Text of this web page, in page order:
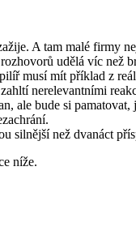
A tam malé firmy
udělá víc než
musí mít příklad z
nerelevantními
ale bude si
silnější než dvanáct
níže.